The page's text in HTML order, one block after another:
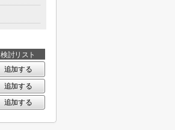
検討リスト
追加する
追加する
追加する